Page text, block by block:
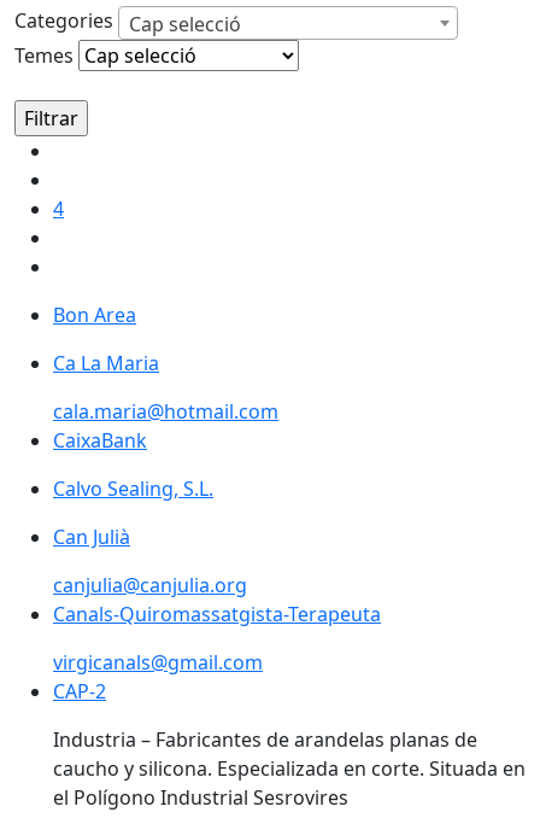
Categories
Cap selecció
Temes
4
Bon Area
Ca La Maria
cala.maria@hotmail.com
CaixaBank
Calvo Sealing, S.L.
Can Julià
canjulia@canjulia.org
Canals-Quiromassatgista-Terapeuta
virgicanals@gmail.com
CAP-2
Industria – Fabricantes de arandelas planas de
caucho y silicona. Especializada en corte. Situada en
el Polígono Industrial Sesrovires